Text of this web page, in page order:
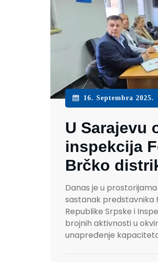
16. Septembra 2025.
U Sarajevu
inspekcija
Brčko
Danas je u
sastanak predstavnika
Republike Srpske i
brojnih aktivnosti u
unapređenje